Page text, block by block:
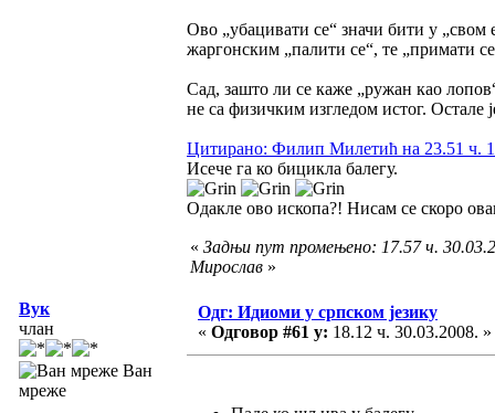
Ово „убацивати се“ значи бити у „свом
жаргонским „палити се“, те „примати
Сад, зашто ли се каже „ружан као
не са физичким изгледом истог.
Цитирано: Филип Милетић на 23.51 ч.
Исече га ко бицикла балегу.
Одакле ово ископа?! Нисам се скоро
« Задњи пут промењено: 17.57 ч.
Мирослав »
Вук
члан
Ван
мреже
Одг: Идиоми у српском језику
« Одговор #61 у: 18.12 ч. 30.03.2008. »